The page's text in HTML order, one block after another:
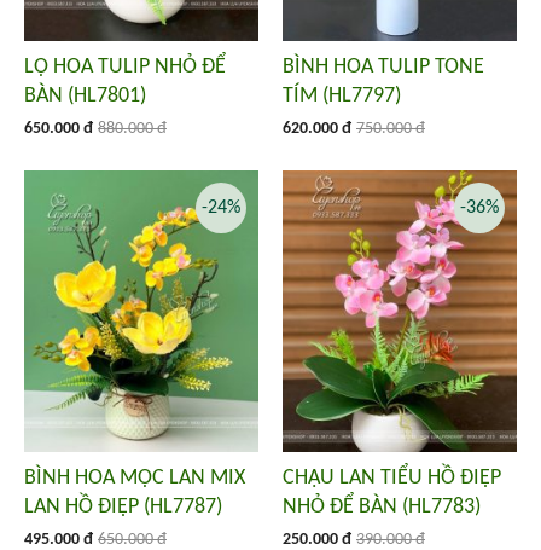
LỌ HOA TULIP NHỎ ĐỂ
BÀN (HL7801)
650.000 đ 880.000 đ
BÌNH HOA TULIP TONE
TÍM (HL7797)
620.000 đ 750.000 đ
BÌNH HOA MỘC LAN MIX
LAN HỒ ĐIỆP (HL7787)
495.000 đ 650.000 đ
-24%
CHẬU LAN TIỂU HỒ ĐIỆP
NHỎ ĐỂ BÀN (HL7783)
250.000 đ 390.000 đ
-36%